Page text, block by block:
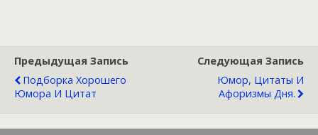
Предыдущая Запись
Подборка Хорошего
Юмора И Цитат
Следующая Запись
Юмор, Цитаты И
Афоризмы Дня.